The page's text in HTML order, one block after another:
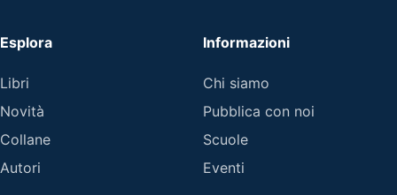
Esplora
Libri
Novità
Collane
Autori
Informazioni
Chi siamo
Pubblica con noi
Scuole
Eventi